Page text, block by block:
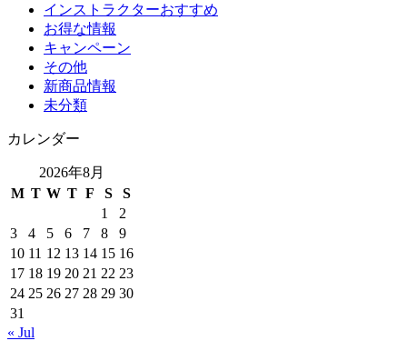
インストラクターおすすめ
お得な情報
キャンペーン
その他
新商品情報
未分類
カレンダー
2026年8月
M T W T F S
S
1
2
3
4 5 6 7 8
9
10 11 12 13 14 15 16
17 18 19 20 21 22 23
24 25 26 27 28 29 30
31
« Jul